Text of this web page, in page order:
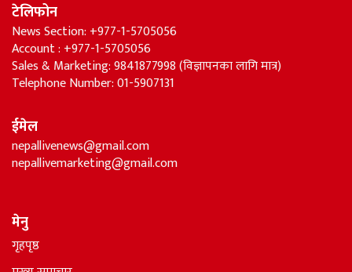
टेलिफोन
News Section: +977-1-5705056
Account : +977-1-5705056
Sales & Marketing: 9841877998 (विज्ञापनका लागि मात्र)
Telephone Number: 01-5907131
ईमेल
nepallivenews@gmail.com
nepallivemarketing@gmail.com
मेनु
गृहपृष्ठ